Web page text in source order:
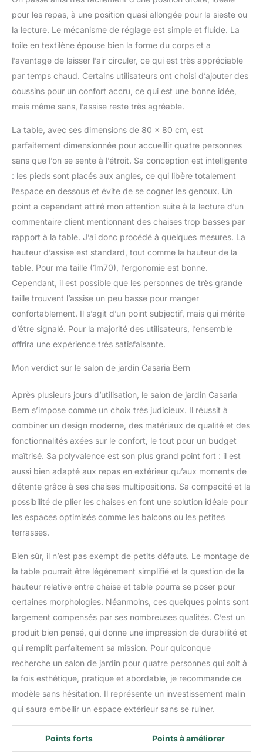
pour les repas, à une position quasi allongée pour la sieste ou
la lecture. Le mécanisme de réglage est simple et fluide. La
toile en textilène épouse bien la forme du corps et a
l’avantage de laisser l’air circuler, ce qui est très appréciable
par temps chaud. Certains utilisateurs ont choisi d’ajouter des
coussins pour un confort accru, ce qui est une bonne idée,
mais même sans, l’assise reste très agréable.
La table, avec ses dimensions de 80 x 80 cm, est
parfaitement dimensionnée pour accueillir quatre personnes
sans que l’on se sente à l’étroit. Sa conception est intelligente
: les pieds sont placés aux angles, ce qui libère totalement
l’espace en dessous et évite de se cogner les genoux. Un
point a cependant attiré mon attention suite à la lecture d’un
commentaire client mentionnant des chaises trop basses par
rapport à la table. J’ai donc procédé à quelques mesures. La
hauteur d’assise est standard, tout comme la hauteur de la
table. Pour ma taille (1m70), l’ergonomie est bonne.
Cependant, il est possible que les personnes de très grande
taille trouvent l’assise un peu basse pour manger
confortablement. Il s’agit d’un point subjectif, mais qui mérite
d’être signalé. Pour la majorité des utilisateurs, l’ensemble
offrira une expérience très satisfaisante.
Mon verdict sur le salon de jardin Casaria Bern
Après plusieurs jours d’utilisation, le salon de jardin Casaria
Bern s’impose comme un choix très judicieux. Il réussit à
combiner un design moderne, des matériaux de qualité et des
fonctionnalités axées sur le confort, le tout pour un budget
maîtrisé. Sa polyvalence est son plus grand point fort : il est
aussi bien adapté aux repas en extérieur qu’aux moments de
détente grâce à ses chaises multipositions. Sa compacité et la
possibilité de plier les chaises en font une solution idéale pour
les espaces optimisés comme les balcons ou les petites
terrasses.
Bien sûr, il n’est pas exempt de petits défauts. Le montage de
la table pourrait être légèrement simplifié et la question de la
hauteur relative entre chaise et table pourra se poser pour
certaines morphologies. Néanmoins, ces quelques points sont
largement compensés par ses nombreuses qualités. C’est un
produit bien pensé, qui donne une impression de durabilité et
qui remplit parfaitement sa mission. Pour quiconque
recherche un salon de jardin pour quatre personnes qui soit à
la fois esthétique, pratique et abordable, je recommande ce
modèle sans hésitation. Il représente un investissement malin
qui saura embellir un espace extérieur sans se ruiner.
Points forts Points à améliorer